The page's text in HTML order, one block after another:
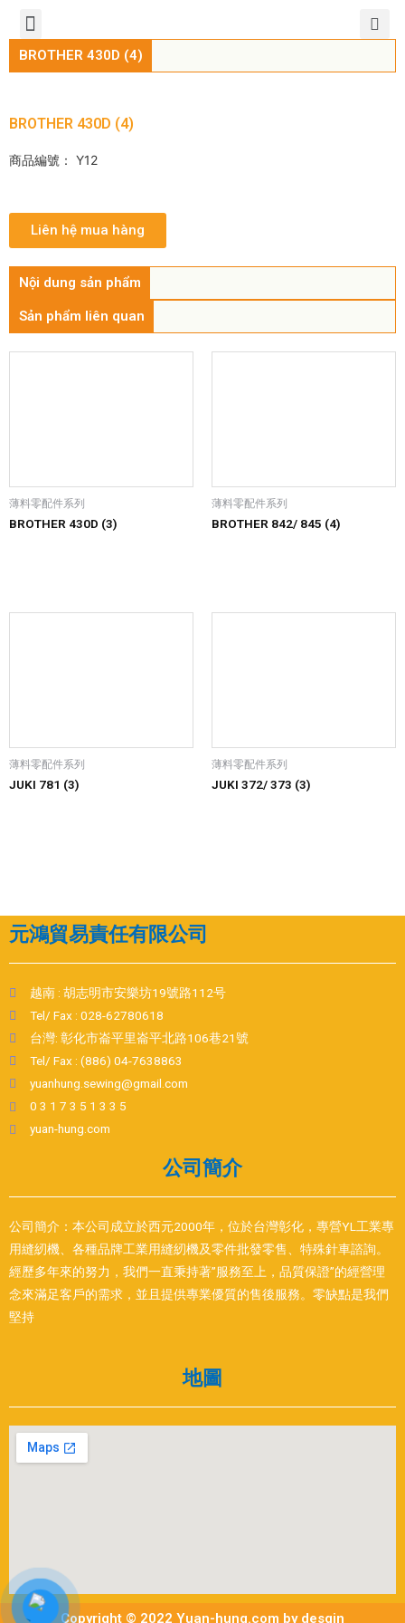
BROTHER 430D (4)
BROTHER 430D (4)
商品編號： Y12
Liên hệ mua hàng
Nội dung sản phẩm
Sản phẩm liên quan
薄料零配件系列
BROTHER 430D (3)
薄料零配件系列
BROTHER 842/ 845 (4)
薄料零配件系列
JUKI 781 (3)
薄料零配件系列
JUKI 372/ 373 (3)
元鴻貿易責任有限公司
越南 : 胡志明市安樂坊19號路112号
Tel/ Fax : 028-62780618
台灣: 彰化市崙平里崙平北路106巷21號
Tel/ Fax : (886) 04-7638863
yuanhung.sewing@gmail.com
0 3 1 7 3 5 1 3 3 5
yuan-hung.com
公司簡介
公司簡介：本公司成立於西元2000年，位於台灣彰化，專營YL工業專
用縫紉機、各種品牌工業用縫紉機及零件批發零售、特殊針車諮詢。
經歷多年來的努力，我們一直秉持著”服務至上，品質保證”的經營理
念來滿足客戶的需求，並且提供專業優質的售後服務。零缺點是我們
堅持
地圖
Copyright © 2022 Yuan-hung.com by desgin